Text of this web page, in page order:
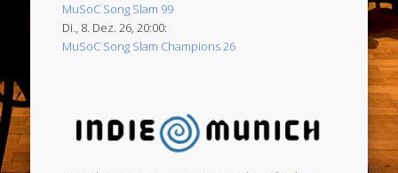
MuSoC Song Slam 99
Di., 8. Dez. 26, 20:00:
MuSoC Song Slam Champions 26